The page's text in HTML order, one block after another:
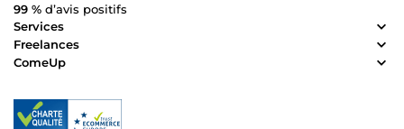
99 % d’avis positifs
Services
Freelances
ComeUp